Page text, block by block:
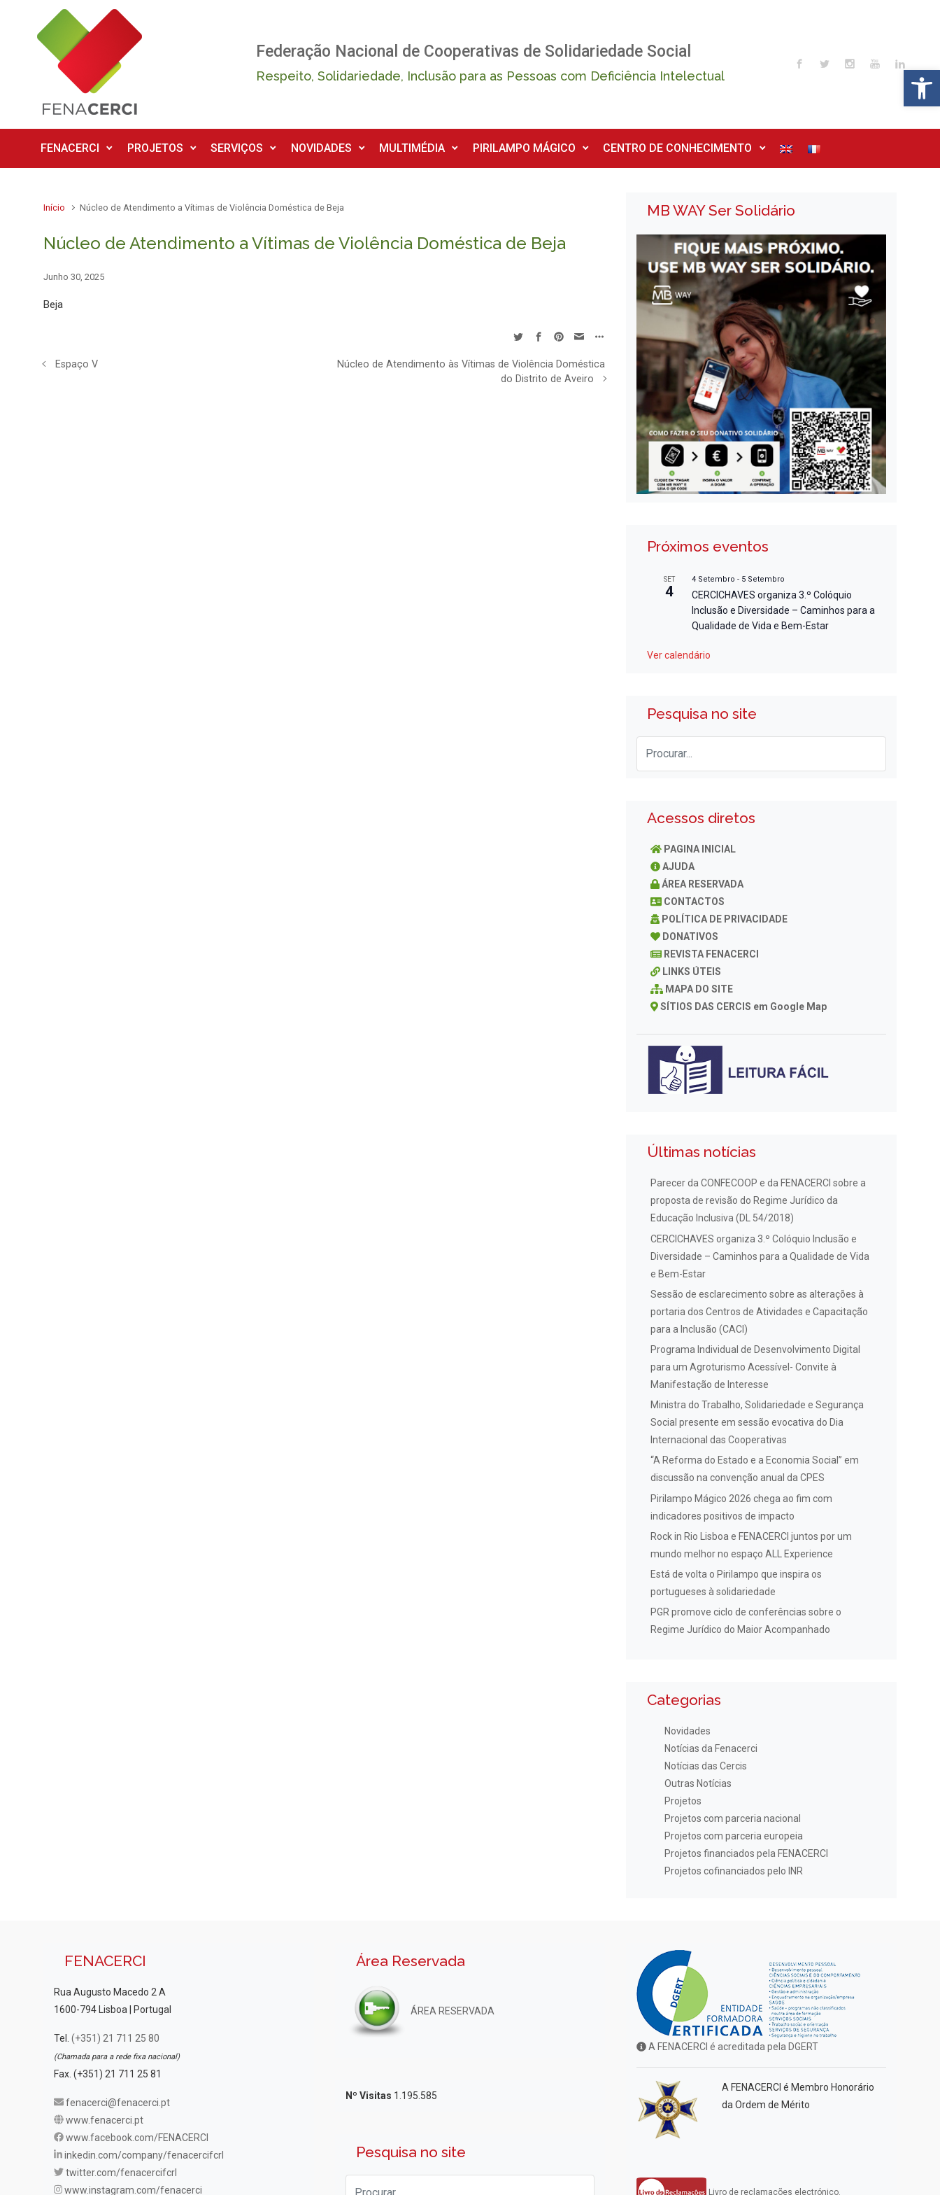
Skip to main content
Federação Nacional de Cooperativas de Solidariedade Social
Respeito, Solidariedade, Inclusão para as Pessoas com Deficiência Intelectual
FENACERCI PROJETOS SERVIÇOS NOVIDADES MULTIMÉDIA PIRILAMPO MÁGICO CENTRO DE CONHECIMENTO
Início Núcleo de Atendimento a Vítimas de Violência Doméstica de Beja
Núcleo de Atendimento a Vítimas de Violência Doméstica de Beja
Junho 30, 2025
Beja
Espaço V
Núcleo de Atendimento às Vítimas de Violência Doméstica
do Distrito de Aveiro
MB WAY Ser Solidário
Próximos eventos
SET
4
4 Setembro - 5 Setembro
CERCICHAVES organiza 3.º Colóquio
Inclusão e Diversidade – Caminhos para a
Qualidade de Vida e Bem-Estar
Ver calendário
Pesquisa no site
Acessos diretos
PAGINA INICIAL
AJUDA
ÁREA RESERVADA
CONTACTOS
POLÍTICA DE PRIVACIDADE
DONATIVOS
REVISTA FENACERCI
LINKS ÚTEIS
MAPA DO SITE
SÍTIOS DAS CERCIS em Google Map
Últimas notícias
Parecer da CONFECOOP e da FENACERCI sobre a
proposta de revisão do Regime Jurídico da
Educação Inclusiva (DL 54/2018)
CERCICHAVES organiza 3.º Colóquio Inclusão e
Diversidade – Caminhos para a Qualidade de Vida
e Bem-Estar
Sessão de esclarecimento sobre as alterações à
portaria dos Centros de Atividades e Capacitação
para a Inclusão (CACI)
Programa Individual de Desenvolvimento Digital
para um Agroturismo Acessível- Convite à
Manifestação de Interesse
Ministra do Trabalho, Solidariedade e Segurança
Social presente em sessão evocativa do Dia
Internacional das Cooperativas
“A Reforma do Estado e a Economia Social” em
discussão na convenção anual da CPES
Pirilampo Mágico 2026 chega ao fim com
indicadores positivos de impacto
Rock in Rio Lisboa e FENACERCI juntos por um
mundo melhor no espaço ALL Experience
Está de volta o Pirilampo que inspira os
portugueses à solidariedade
PGR promove ciclo de conferências sobre o
Regime Jurídico do Maior Acompanhado
Categorias
Novidades
Notícias da Fenacerci
Notícias das Cercis
Outras Notícias
Projetos
Projetos com parceria nacional
Projetos com parceria europeia
Projetos financiados pela FENACERCI
Projetos cofinanciados pelo INR
FENACERCI
Rua Augusto Macedo 2 A
1600-794 Lisboa | Portugal
Tel. (+351) 21 711 25 80
(Chamada para a rede fixa nacional)
Fax. (+351) 21 711 25 81
fenacerci@fenacerci.pt
www.fenacerci.pt
www.facebook.com/FENACERCI
inkedin.com/company/fenacercifcrl
twitter.com/fenacercifcrl
www.instagram.com/fenacerci
Área Reservada
ÁREA RESERVADA
Nº Visitas 1.195.585
Pesquisa no site
A FENACERCI é acreditada pela DGERT
A FENACERCI é Membro Honorário
da Ordem de Mérito
Livro de reclamações electrónico.